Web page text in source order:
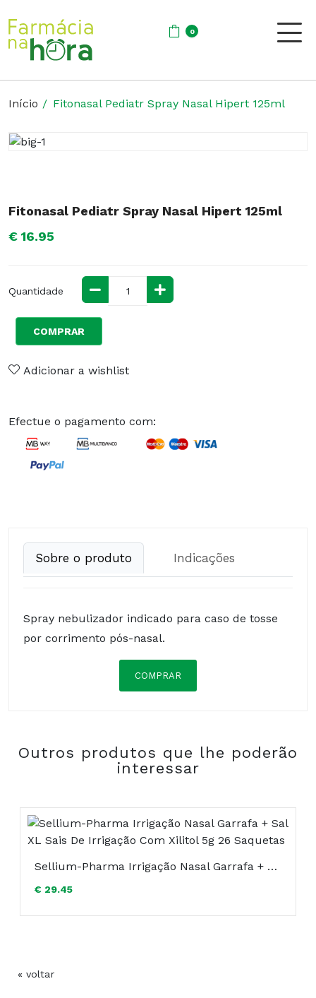
0
Início Fitonasal Pediatr Spray Nasal Hipert 125ml
Fitonasal Pediatr Spray Nasal Hipert 125ml
€ 16.95
Quantidade
COMPRAR
Adicionar a wishlist
Efectue o pagamento com:
Sobre o produto Indicações
Spray nebulizador indicado para caso de tosse
por corrimento pós-nasal.
COMPRAR
Sumo de limão, Nihcolite (bicarbonato de sódio
Composição:
Outros produtos que lhe poderão
interessar
Sellium-Pharma Irrigação Nasal Garrafa + Sal XL Sais De Irrigação Com Xilitol 5g 26 Saquetas
€ 29.45
« voltar